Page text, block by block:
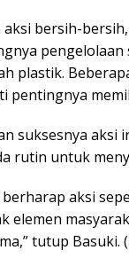
aksi bersih-
plastik.
pentingnya
suksesnya aksi
rutin untuk
berharap aksi
elemen
tutup Basuki.